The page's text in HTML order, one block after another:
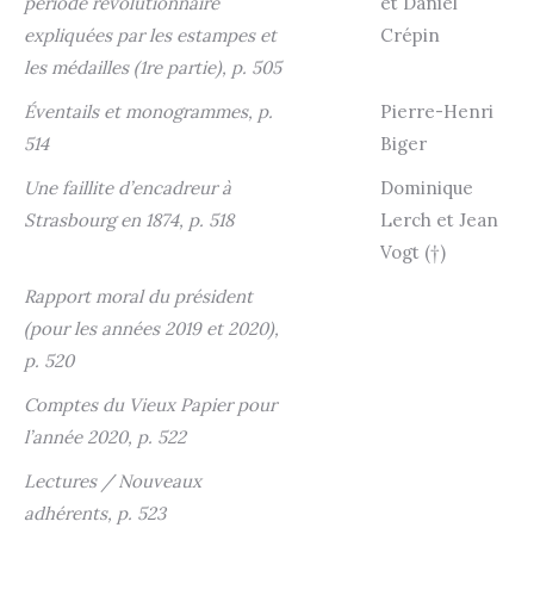
expliquées par les estampes et
les médailles (1re partie), p. 505
Crépin
Éventails et monogrammes, p.
514
Pierre-Henri
Biger
Une faillite d’encadreur à
Strasbourg en 1874, p. 518
Dominique
Lerch et Jean
Vogt (†)
Rapport moral du président
(pour les années 2019 et 2020),
p. 520
Comptes du Vieux Papier pour
l’année 2020, p. 522
Lectures / Nouveaux
adhérents, p. 523